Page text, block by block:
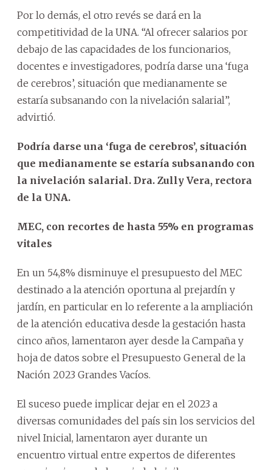
Por lo demás, el otro revés se dará en la
competitividad de la UNA. “Al ofrecer salarios por
debajo de las capacidades de los funcionarios,
docentes e investigadores, podría darse una ‘fuga
de cerebros’, situación que medianamente se
estaría subsanando con la nivelación salarial”,
advirtió.
Podría darse una ‘fuga de cerebros’, situación
que medianamente se estaría subsanando con
la nivelación salarial. Dra. Zully Vera, rectora
de la UNA.
MEC, con recortes de hasta 55% en programas
vitales
En un 54,8% disminuye el presupuesto del MEC
destinado a la atención oportuna al prejardín y
jardín, en particular en lo referente a la ampliación
de la atención educativa desde la gestación hasta
cinco años, lamentaron ayer desde la Campaña y
hoja de datos sobre el Presupuesto General de la
Nación 2023 Grandes Vacíos.
El suceso puede implicar dejar en el 2023 a
diversas comunidades del país sin los servicios del
nivel Inicial, lamentaron ayer durante un
encuentro virtual entre expertos de diferentes